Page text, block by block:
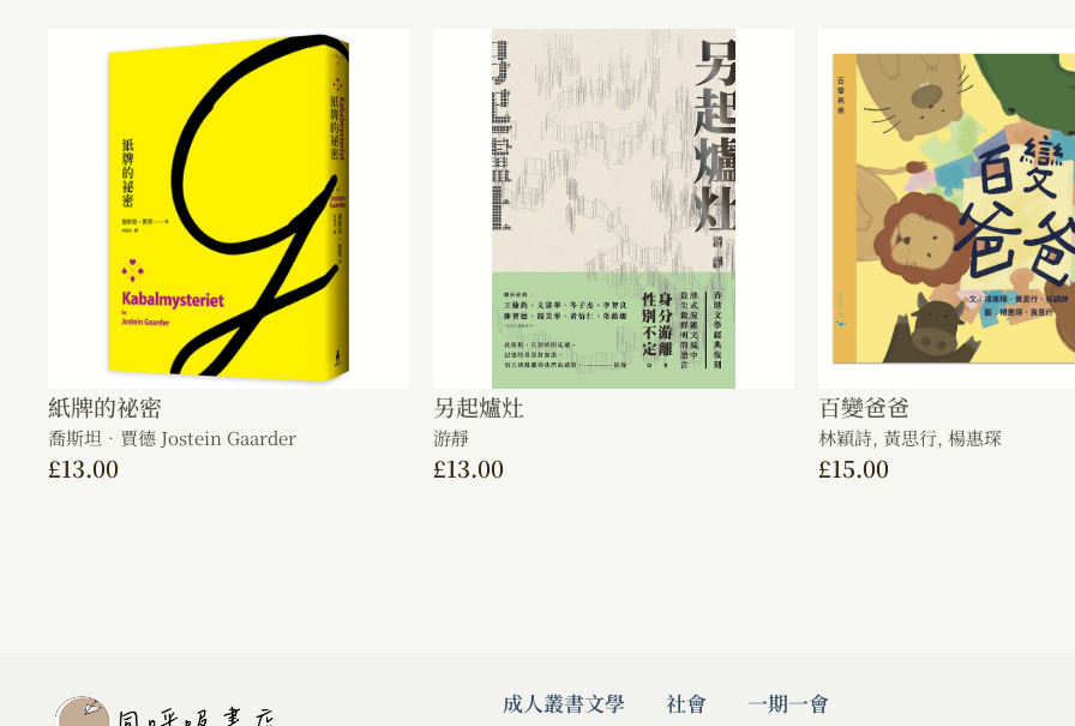
紙牌的祕密
喬斯坦．賈德 Jostein Gaarder
£13.00
另起爐灶
游靜
£13.00
百變爸爸
林穎詩, 黃思行, 楊惠琛
£15.00
成人叢書文學 社會 一期一會